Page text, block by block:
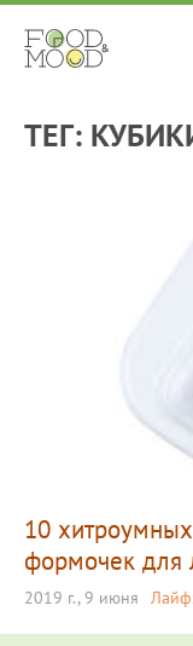
ТЕГ:
10
формочек для
2019 г., 9 июня